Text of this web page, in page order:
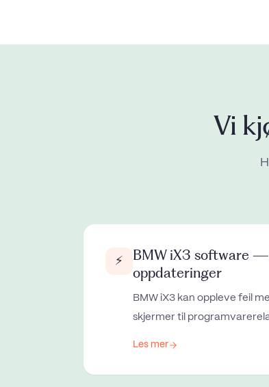
Vi
⚡
BMW iX3 software
oppdateringer
BMW iX3 kan oppleve feil
skjermer til
Les mer